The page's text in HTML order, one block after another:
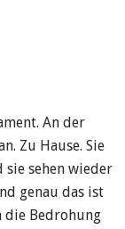
An der
Zu Hause. Sie
sie sehen wieder
genau das ist
die Bedrohung